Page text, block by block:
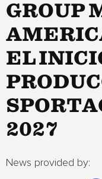
GROUP
EL
2027
News provided by: